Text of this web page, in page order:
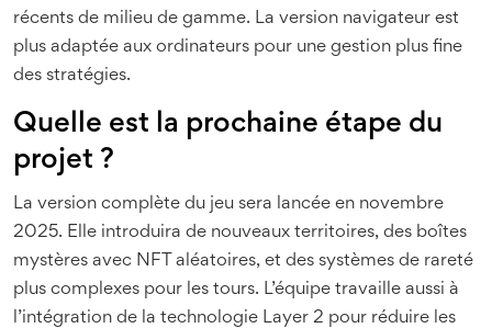
récents de milieu de gamme. La version navigateur est
plus adaptée aux ordinateurs pour une gestion plus fine
des stratégies.
Quelle est la prochaine étape du
projet ?
La version complète du jeu sera lancée en novembre
2025. Elle introduira de nouveaux territoires, des boîtes
mystères avec NFT aléatoires, et des systèmes de rareté
plus complexes pour les tours. L’équipe travaille aussi à
l’intégration de la technologie Layer 2 pour réduire les